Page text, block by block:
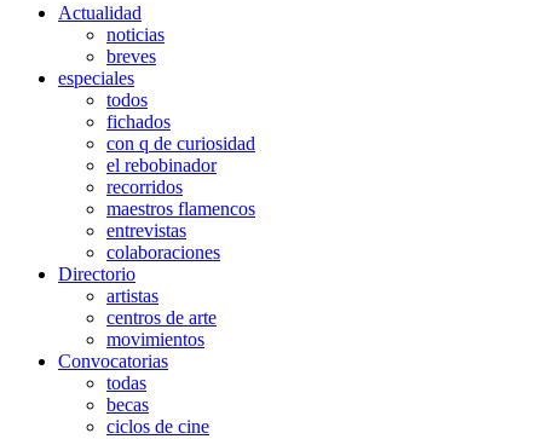
Actualidad
noticias
breves
especiales
todos
fichados
con q de curiosidad
el rebobinador
recorridos
maestros flamencos
entrevistas
colaboraciones
Directorio
artistas
centros de arte
movimientos
Convocatorias
todas
becas
ciclos de cine